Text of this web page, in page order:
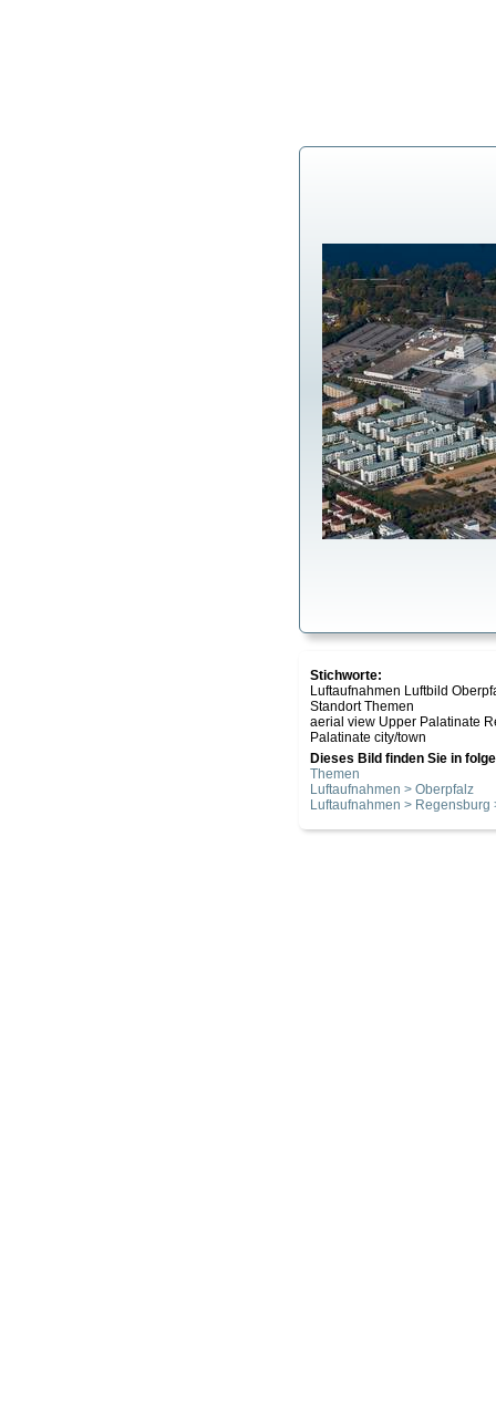
Stichworte:
Luftaufnahmen Luftbild
Standort Themen
aerial view Upper Palatinate
Palatinate city/town
Dieses Bild finden Sie in
Themen
Luftaufnahmen > Oberpfalz
Luftaufnahmen > Regensburg